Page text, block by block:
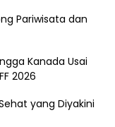
Pariwisata dan
Kanada Usai
2026
yang Diyakini